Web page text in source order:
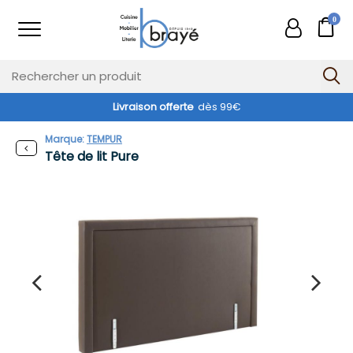
0
Livraison offerte dès 99€
Tête de lit Pure
Marque:TEMPUR